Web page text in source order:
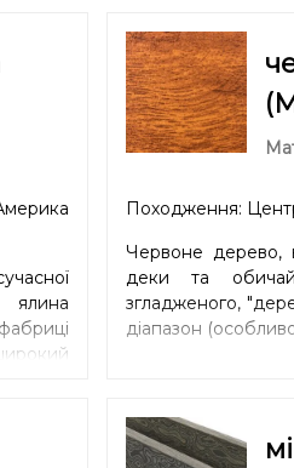
ялина
і гри
Походження:
Червоне дерево,
деки та
згладженого,
діапазон